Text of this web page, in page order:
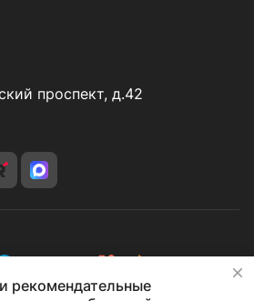
проспект, д.42
рекомендательные